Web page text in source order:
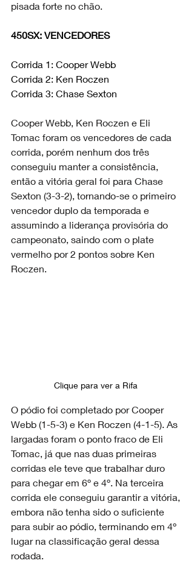
pisada forte no chão.
450SX: VENCEDORES
Corrida 1: Cooper Webb
Corrida 2: Ken Roczen
Corrida 3: Chase Sexton
Cooper Webb, Ken Roczen e Eli
Tomac foram os vencedores de cada
corrida, porém nenhum dos três
conseguiu manter a consistência,
então a vitória geral foi para Chase
Sexton (3-3-2), tornando-se o primeiro
vencedor duplo da temporada e
assumindo a liderança provisória do
campeonato, saindo com o plate
vermelho por 2 pontos sobre Ken
Roczen.
Clique para ver a Rifa
O pódio foi completado por Cooper
Webb (1-5-3) e Ken Roczen (4-1-5). As
largadas foram o ponto fraco de Eli
Tomac, já que nas duas primeiras
corridas ele teve que trabalhar duro
para chegar em 6º e 4º. Na terceira
corrida ele conseguiu garantir a vitória,
embora não tenha sido o suficiente
para subir ao pódio, terminando em 4º
lugar na classificação geral dessa
rodada.